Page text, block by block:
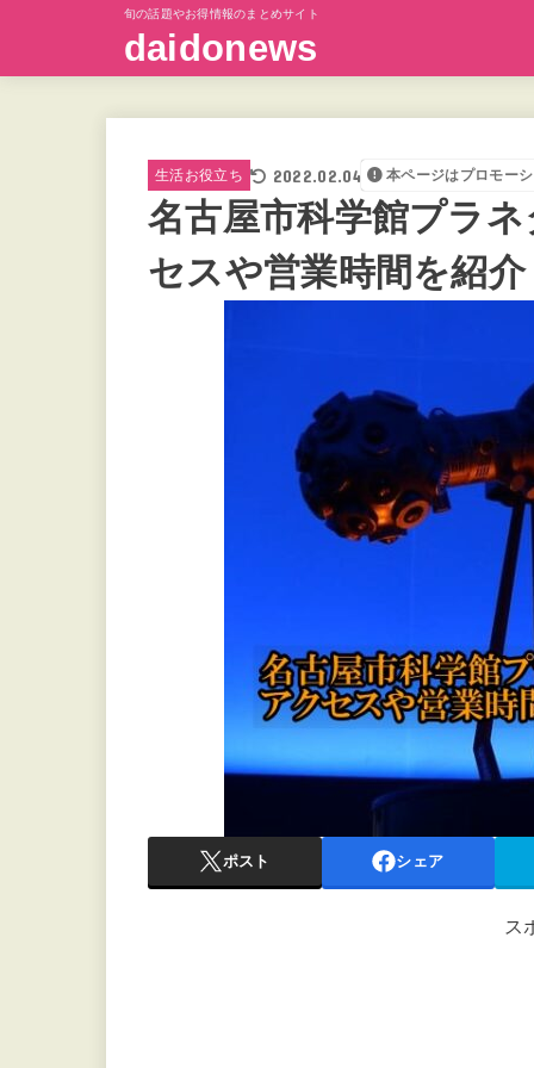
旬の話題やお得情報のまとめサイト
daidonews
生活お役立ち 2022.02.04 本ページはプロモー
名古屋市科学館プラ
セスや営業時間を紹介
ポスト シェア
ス